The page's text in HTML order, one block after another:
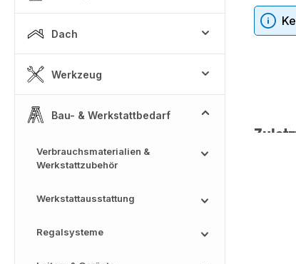
Dach
Werkzeug
Bau- & Werkstattbedarf
Verbrauchsmaterialien &
Werkstattzubehör
Werkstattausstattung
Regalsysteme